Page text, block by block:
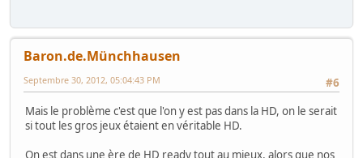
Baron.de.Münchhausen
#6
Septembre 30, 2012, 05:04:43 PM
Mais le problème c'est que l'on y est pas dans la HD, on le serait
si tout les gros jeux étaient en véritable HD.
On est dans une ère de HD ready tout au mieux, alors que nos